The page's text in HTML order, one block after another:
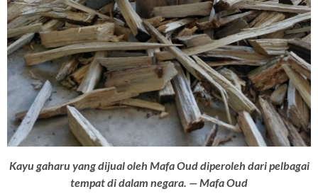
Kayu gaharu yang dijual oleh Mafa Oud diperoleh dari pelbagai
tempat di dalam negara. — Mafa Oud